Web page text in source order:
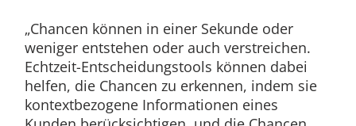
„Chancen können in einer Sekunde oder
weniger entstehen oder auch verstreichen.
Echtzeit-Entscheidungstools können dabei
helfen, die Chancen zu erkennen, indem sie
kontextbezogene Informationen eines